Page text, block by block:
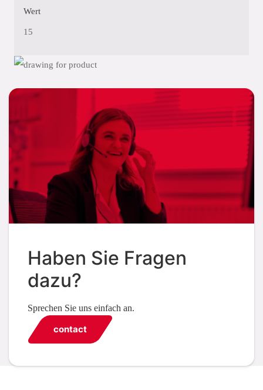
Wert
15
Haben Sie Fragen
dazu?
Sprechen Sie uns einfach an.
contact